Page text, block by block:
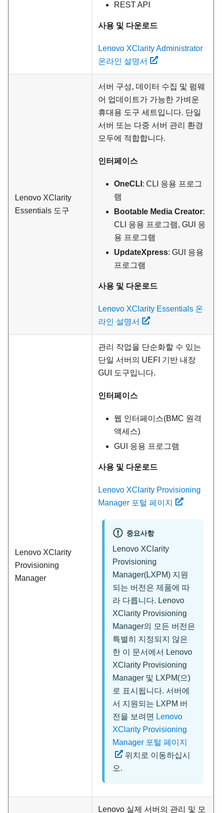
REST API
사용 및 다운로드
Lenovo XClarity Administrator
온라인 설명서
Lenovo XClarity
Essentials 도구
서버 구성, 데이터 수집 및 펌웨
어 업데이트가 가능한 가벼운
휴대용 도구 세트입니다. 단일
서버 또는 다중 서버 관리 환경
모두에 적합합니다.
인터페이스
OneCLI : CLI 응용 프로그
램
Bootable Media Creator:
CLI 응용 프로그램, GUI 응
용 프로그램
UpdateXpress: GUI 응용
프로그램
사용 및 다운로드
Lenovo XClarity Essentials 온
라인 설명서
Lenovo XClarity
Provisioning
Manager
관리 작업을 단순화할 수 있는
단일 서버의 UEFI 기반 내장
GUI 도구입니다.
인터페이스
웹 인터페이스(BMC 원격
액세스)
GUI 응용 프로그램
사용 및 다운로드
Lenovo XClarity Provisioning
Manager 포털 페이지
중요사항
Lenovo XClarity
Provisioning
Manager(LXPM) 지원
되는 버전은 제품에 따
라 다릅니다. Lenovo
XClarity Provisioning
Manager의 모든 버전은
특별히 지정되지 않은
한 이 문서에서 Lenovo
XClarity Provisioning
Manager 및 LXPM(으)
로 표시됩니다. 서버에
서 지원되는 LXPM 버
전을 보려면 Lenovo
XClarity Provisioning
Manager 포털 페이지
위치로 이동하십시
오.
Lenovo 실제 서버의 관리 및 모